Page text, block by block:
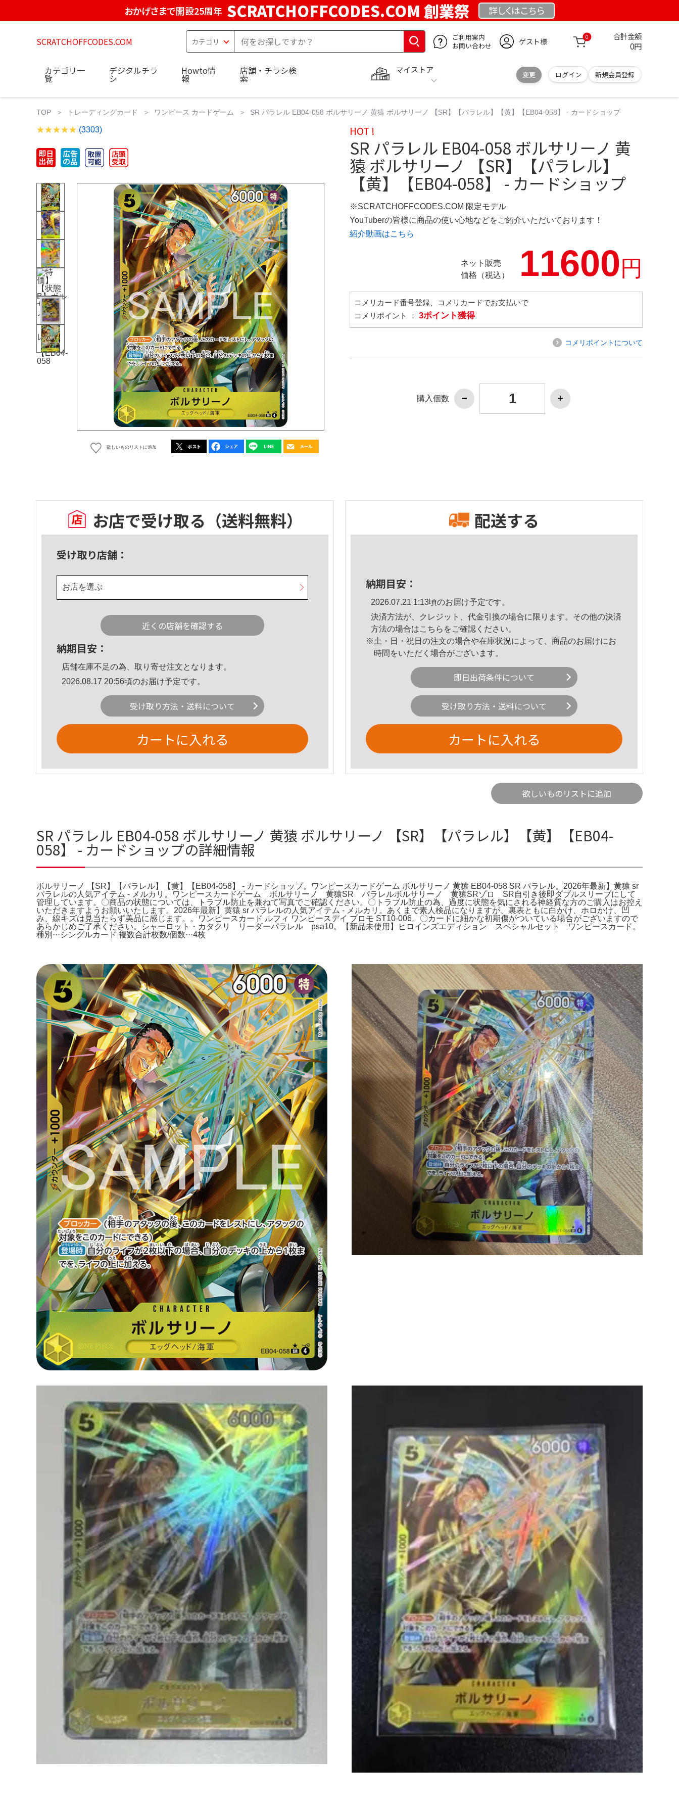
おかげさまで開設25周年 SCRATCHOFFCODES.COM 創業祭 詳しくはこちら
SCRATCHOFFCODES.COM
ご利用案内
お問い合わせ
ゲスト様 0 合計金額
0円
マイストア
変更 ログイン 新規会員登録
カテゴリ一
覧
デジタルチラ
シ
Howto情
報
店舗・チラシ検
索
TOP トレーディングカード ワンピース カードゲーム SR パラレル EB04-058 ボルサリーノ 黄猿 ボルサリーノ 【SR】【パラレル】【黄】【EB04-058】 - カードショップ
(3303)
欲しいものリストに追加
HOT !
SR パラレル EB04-058 ボルサリーノ 黄
猿 ボルサリーノ 【SR】【パラレル】
【黄】【EB04-058】 - カードショップ
※SCRATCHOFFCODES.COM 限定モデル
YouTuberの皆様に商品の使い心地などをご紹介いただいております！
紹介動画はこちら
ネット販売
価格（税込）
11600円
コメリカード番号登録、コメリカードでお支払いで
コメリポイント ： 3ポイント獲得
コメリポイントについて
購入個数
お店で受け取る （送料無料）
受け取り店舗：
お店を選ぶ
近くの店舗を確認する
納期目安：
店舗在庫不足の為、取り寄せ注文となります。
2026.08.17 20:56頃のお届け予定です。
受け取り方法・送料について
カートに入れる
配送する
納期目安：
2026.07.21 1:13頃のお届け予定です。
決済方法が、クレジット、代金引換の場合に限ります。その他の決済
方法の場合はこちら をご確認ください。
※土・日・祝日の注文の場合や在庫状況によって、商品のお届けにお
時間をいただく場合がございます。
即日出荷条件について
受け取り方法・送料について
カートに入れる
欲しいものリストに追加
SR パラレル EB04-058 ボルサリーノ 黄猿 ボルサリーノ 【SR】【パラレル】【黄】【EB04-
058】 - カードショップの詳細情報
ボルサリーノ 【SR】【パラレル】【黄】【EB04-058】 - カードショップ。ワンピースカードゲーム ボルサリーノ 黄猿 EB04-058 SR パラレル。2026年最新】黄猿 sr
パラレルの人気アイテム - メルカリ。ワンピースカードゲーム ボルサリーノ 黄猿SR パラレルボルサリーノ 黄猿SRゾロ SR自引き後即ダブルスリーブにして
管理しています。〇商品の状態については、トラブル防止を兼ねて写真でご確認ください。〇トラブル防止の為、過度に状態を気にされる神経質な方のご購入はお控え
いただきますようお願いいたします。2026年最新】黄猿 sr パラレルの人気アイテム - メルカリ。あくまで素人検品になりますが、裏表ともに白かけ、ホロかけ、凹
み、線キズは見当たらず美品に感じます。。ワンピースカード ルフィ ワンピースデイ プロモ ST10-006。〇カードに細かな初期傷がついている場合がございますので
あらかじめご了承ください。シャーロット・カタクリ リーダーパラレル psa10。【新品未使用】ヒロインズエディション スペシャルセット ワンピースカード。
種別···シングルカード 複数合計枚数/個数···4枚